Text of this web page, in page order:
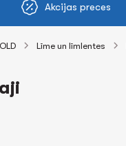
Akcijas preces
OLD Līme un līmlentes